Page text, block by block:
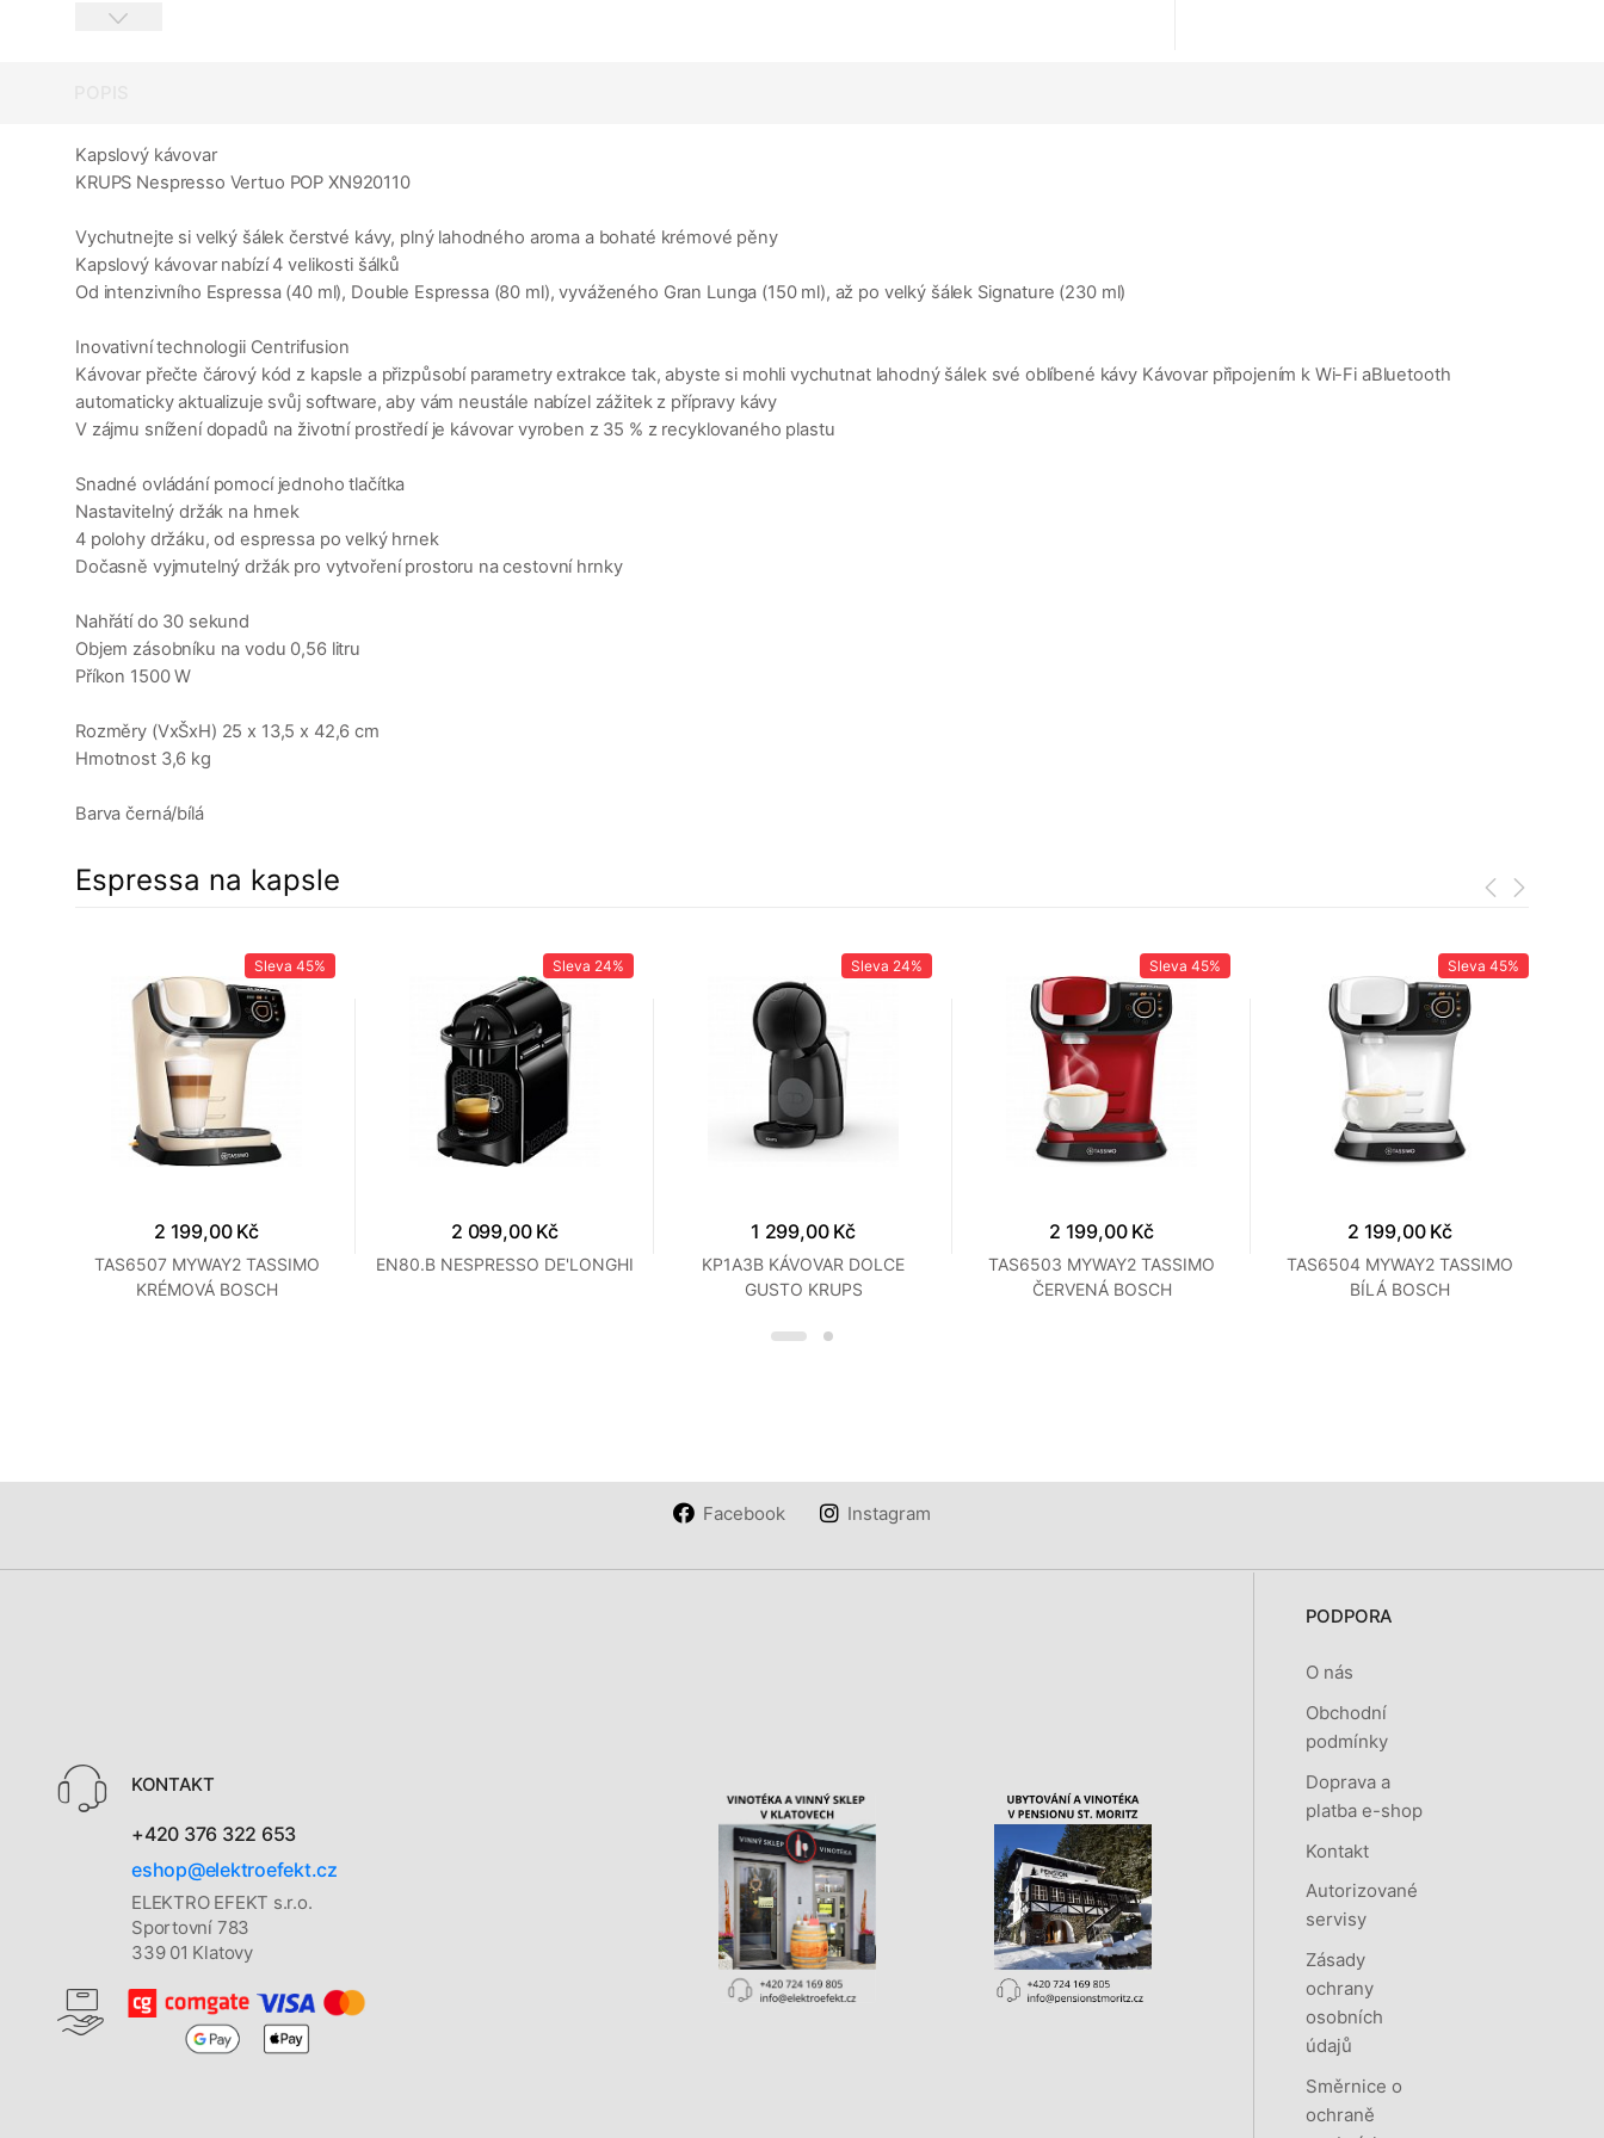
Kapslový kávovar
KRUPS Nespresso Vertuo POP XN920110
Vychutnejte si velký šálek čerstvé kávy, plný lahodného aroma a bohaté krémové pěny
Kapslový kávovar nabízí 4 velikosti šálků
Od intenzivního Espressa (40 ml), Double Espressa (80 ml), vyváženého Gran Lunga (150 ml), až po velký šálek Signature (230 ml)
Inovativní technologii Centrifusion
Kávovar přečte čárový kód z kapsle a přizpůsobí parametry extrakce tak, abyste si mohli vychutnat lahodný šálek své oblíbené kávy Kávovar připojením k Wi-Fi aBluetooth
automaticky aktualizuje svůj software, aby vám neustále nabízel zážitek z přípravy kávy
V zájmu snížení dopadů na životní prostředí je kávovar vyroben z 35 % z recyklovaného plastu
Snadné ovládání pomocí jednoho tlačítka
Nastavitelný držák na hrnek
4 polohy držáku, od espressa po velký hrnek
Dočasně vyjmutelný držák pro vytvoření prostoru na cestovní hrnky
Nahřátí do 30 sekund
Objem zásobníku na vodu 0,56 litru
Příkon 1500 W
Rozměry (VxŠxH) 25 x 13,5 x 42,6 cm
Hmotnost 3,6 kg
Barva černá/bílá
Espressa na kapsle
Sleva 45%
2 199,00 Kč
TAS6507 MYWAY2 TASSIMO
KRÉMOVÁ BOSCH
Sleva 24%
2 099,00 Kč
EN80.B NESPRESSO DE'LONGHI
Sleva 24%
1 299,00 Kč
KP1A3B KÁVOVAR DOLCE
GUSTO KRUPS
Sleva 45%
2 199,00 Kč
TAS6503 MYWAY2 TASSIMO
ČERVENÁ BOSCH
Sleva 45%
2 199,00 Kč
TAS6504 MYWAY2 TASSIMO
BÍLÁ BOSCH
Facebook Instagram
KONTAKT
+420 376 322 653
eshop@elektroefekt.cz
ELEKTRO EFEKT s.r.o.
Sportovní 783
339 01 Klatovy
PODPORA
O nás
Obchodní
podmínky
Doprava a
platba e-shop
Kontakt
Autorizované
servisy
Zásady
ochrany
osobních
údajů
Směrnice o
ochraně